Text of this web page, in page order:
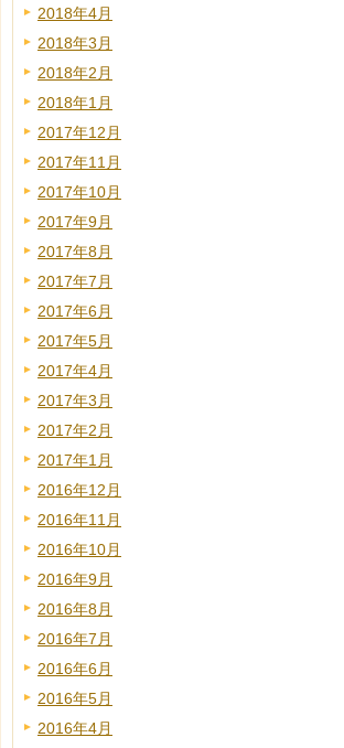
2018年4月
2018年3月
2018年2月
2018年1月
2017年12月
2017年11月
2017年10月
2017年9月
2017年8月
2017年7月
2017年6月
2017年5月
2017年4月
2017年3月
2017年2月
2017年1月
2016年12月
2016年11月
2016年10月
2016年9月
2016年8月
2016年7月
2016年6月
2016年5月
2016年4月